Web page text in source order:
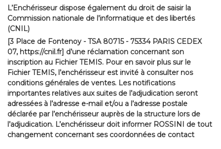
L’Enchérisseur dispose également du droit de saisir la
Commission nationale de l’informatique et des libertés
(CNIL)
[3 Place de Fontenoy - TSA 80715 - 75334 PARIS CEDEX
07, https://cnil.fr] d’une réclamation concernant son
inscription au Fichier TEMIS. Pour en savoir plus sur le
Fichier TEMIS, l’enchérisseur est invité à consulter nos
conditions générales de ventes. Les notifications
importantes relatives aux suites de l’adjudication seront
adressées à l’adresse e-mail et/ou a l’adresse postale
déclarée par l’enchérisseur auprès de la structure lors de
l’adjudication. L’enchérisseur doit informer ROSSINI de tout
changement concernant ses coordonnées de contact